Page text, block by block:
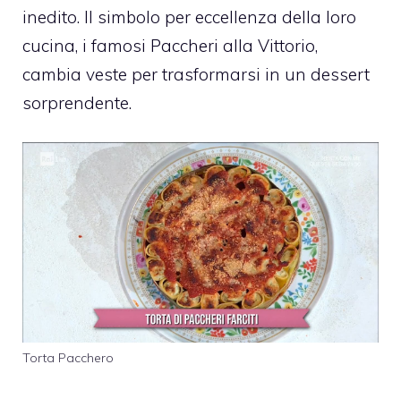
inedito. Il simbolo per eccellenza della loro
cucina, i famosi Paccheri alla Vittorio,
cambia veste per trasformarsi in un dessert
sorprendente.
Torta Pacchero